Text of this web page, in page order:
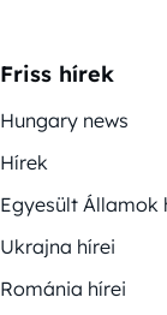
Friss hírek
Hungary news
Hírek
Egyesült Államok
Ukrajna hírei
Románia hírei